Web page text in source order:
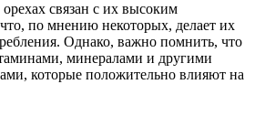
связан с их высоким
по мнению некоторых, делает их
Однако, важно помнить, что
минералами и другими
которые положительно влияют на